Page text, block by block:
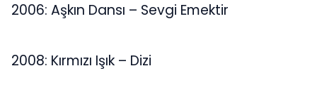
2006: Aşkın Dansı – Sevgi Emektir
2008: Kırmızı Işık – Dizi